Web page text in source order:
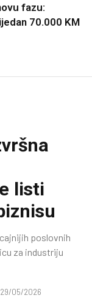
fazu:
70.000 KM
listi
poslovnih
za industriju
29/05/2026